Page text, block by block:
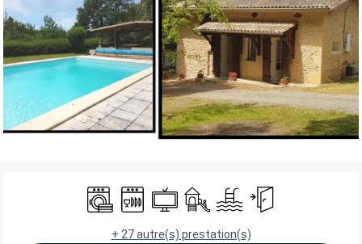
OUVERTURE ET COORDONNÉES
Lave lingeLave vaisselle
TélévisionJeux pour enfants / Espace
PiscineEntrée
+ 27 autre(s) prestation(s)